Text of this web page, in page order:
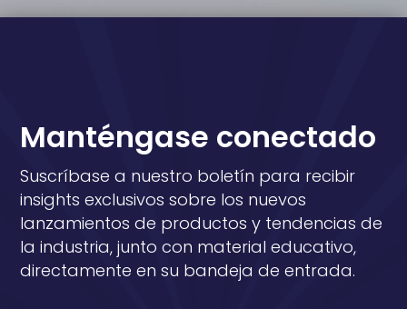
Manténgase conectado
Suscríbase a nuestro boletín para recibir
insights exclusivos sobre los nuevos
lanzamientos de productos y tendencias de
la industria, junto con material educativo,
directamente en su bandeja de entrada.